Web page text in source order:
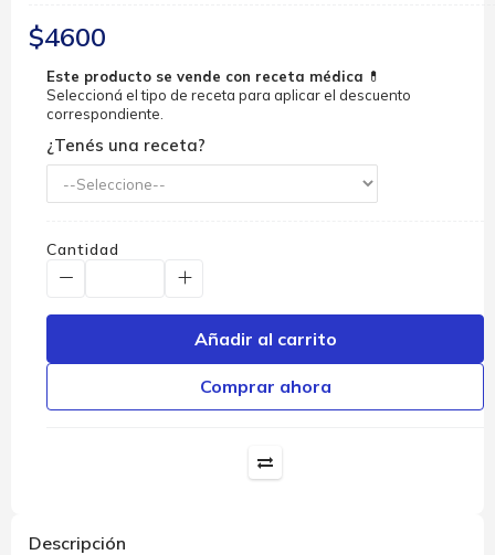
$4600
Este producto se vende con receta médica 💊
Seleccioná el tipo de receta para aplicar el descuento
correspondiente.
¿Tenés una receta?
Cantidad
Añadir al carrito
Comprar ahora
Descripción